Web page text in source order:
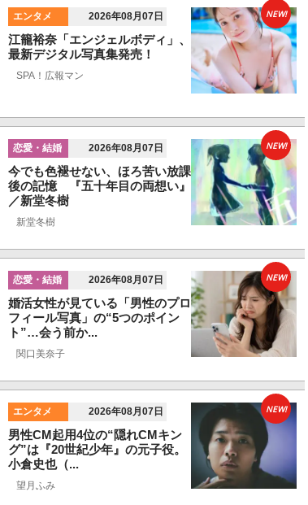
エンタメ 2026年08月07日
江籠裕奈「エンジェルボディ」、
最新デジタル写真集発売！
SPA！広報マン
NEW!
恋愛・結婚 2026年08月07日
今でも色褪せない、ほろ苦い放課
後の記憶 『五十年目の両想い』
／新堂冬樹
新堂冬樹
NEW!
恋愛・結婚 2026年08月07日
婚活女性が見ている「男性のプロ
フィール写真」の“5つのポイン
ト”…会う前か...
関口美奈子
NEW!
エンタメ 2026年08月07日
男性CM起用4位の“隠れCMキン
グ”は『20世紀少年』の元子役。
小倉史也（...
望月ふみ
NEW!